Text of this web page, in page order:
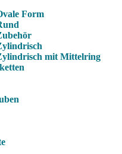
Form
mit Mittelring